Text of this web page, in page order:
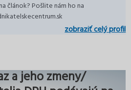
článok? Pošlite nám ho na
zobraziť celý profil
a jeho zmeny/